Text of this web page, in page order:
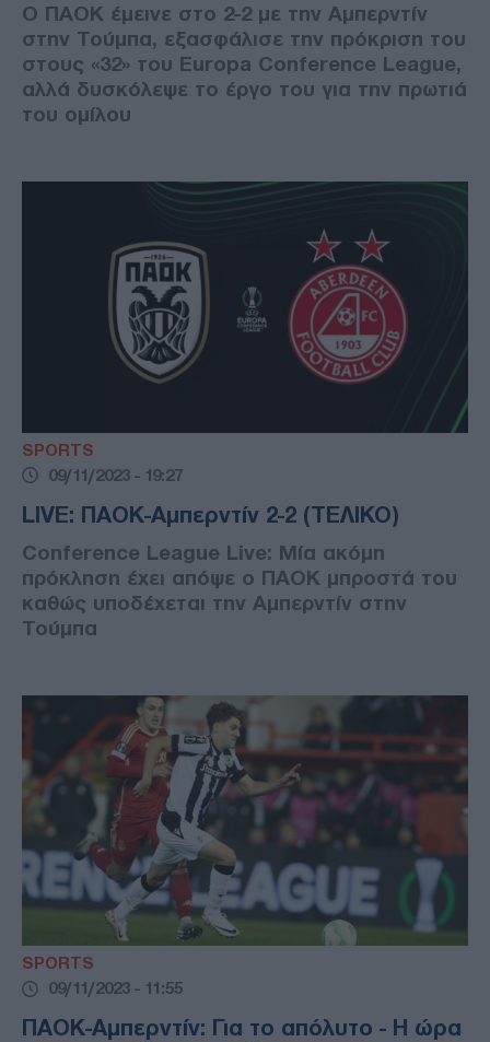
Ο ΠΑΟΚ έμεινε στο 2-2 με την Αμπερντίν
στην Τούμπα, εξασφάλισε την πρόκριση του
στους «32» του Europa Conference League,
αλλά δυσκόλεψε το έργο του για την πρωτιά
του ομίλου
SPORTS
09/11/2023 - 19:27
LIVE: ΠΑΟΚ-Αμπερντίν 2-2 (ΤΕΛΙΚΟ)
Conference League Live: Μία ακόμη
πρόκληση έχει απόψε ο ΠΑΟΚ μπροστά του
καθώς υποδέχεται την Αμπερντίν στην
Τούμπα
SPORTS
09/11/2023 - 11:55
ΠΑΟΚ-Αμπερντίν: Για το απόλυτο - Η ώρα